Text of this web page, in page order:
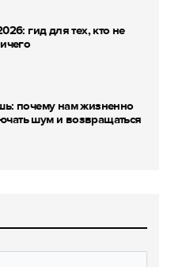
гид для тех, кто не
почему нам жизненно
шум и возвращаться